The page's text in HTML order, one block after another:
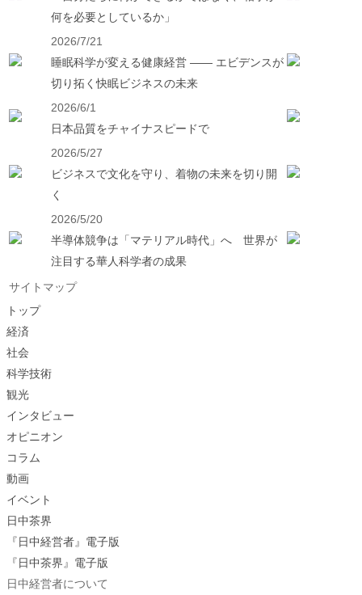
何を必要としているか」
2026/7/21
睡眠科学が変える健康経営 ―― エビデンスが
切り拓く快眠ビジネスの未来
2026/6/1
日本品質をチャイナスピードで
2026/5/27
ビジネスで文化を守り、着物の未来を切り開
く
2026/5/20
半導体競争は「マテリアル時代」へ 世界が
注目する華人科学者の成果
サイトマップ
トップ
経済
社会
科学技術
観光
インタビュー
オピニオン
コラム
動画
イベント
日中茶界
『日中経営者』電子版
『日中茶界』電子版
日中経営者について